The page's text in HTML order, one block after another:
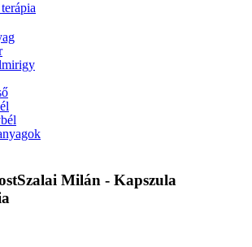
Szalai Milán - Kapszula